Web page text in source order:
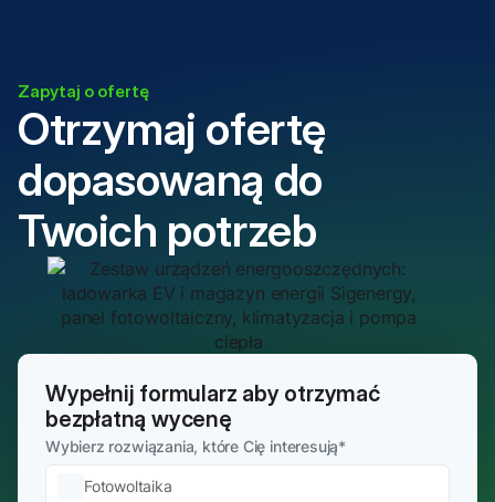
Zapytaj o ofertę
Otrzymaj ofertę
dopasowaną do
Twoich potrzeb
Wypełnij formularz aby otrzymać
bezpłatną wycenę
Wybierz rozwiązania, które Cię interesują*
Fotowoltaika